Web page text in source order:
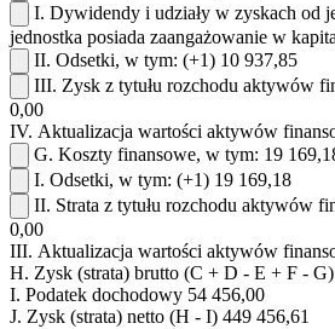
I. Dywidendy i udziały w zyskach od
jednostka posiada zaangażowanie w
II. Odsetki, w tym: (+1) 10 937,85
III. Zysk z tytułu rozchodu aktywów
0,00
IV. Aktualizacja wartości aktywów
G. Koszty finansowe, w tym: 19
I. Odsetki, w tym: (+1) 19 169,18
II. Strata z tytułu rozchodu aktywów
0,00
III. Aktualizacja wartości aktywów
H. Zysk (strata) brutto (C + D - E + F - G)
I. Podatek dochodowy 54 456,00
J. Zysk (strata) netto (H - I) 449 456,61